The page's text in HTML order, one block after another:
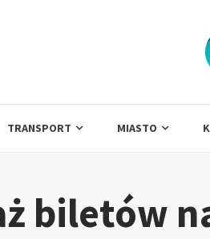
TRANSPORT MIASTO
biletów